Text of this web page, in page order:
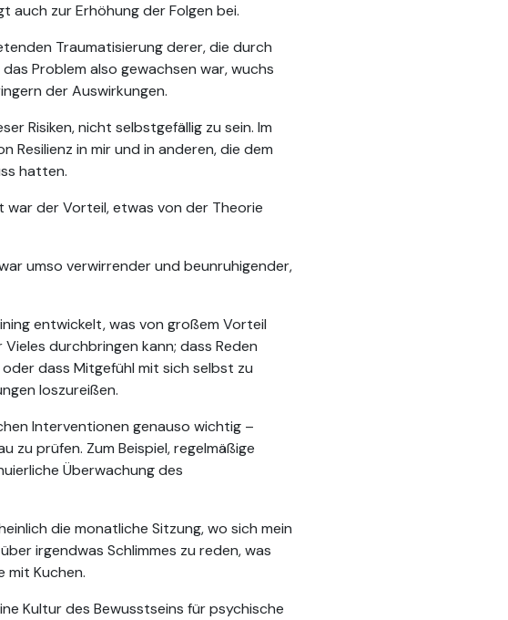
zur Erhöhung der Folgen bei.
Traumatisierung derer, die durch
Problem also gewachsen war, wuchs
der Auswirkungen.
Risiken, nicht selbstgefällig zu sein. Im
Resilienz in mir und in anderen, die dem
hatten.
der Vorteil, etwas von der Theorie
umso verwirrender und beunruhigender,
entwickelt, was von großem Vorteil
durchbringen kann; dass Reden
dass Mitgefühl mit sich selbst zu
loszureißen.
Interventionen genauso wichtig –
zu prüfen. Zum Beispiel, regelmäßige
Überwachung des
die monatliche Sitzung, wo sich mein
irgendwas Schlimmes zu reden, was
mit Kuchen.
Kultur des Bewusstseins für psychische